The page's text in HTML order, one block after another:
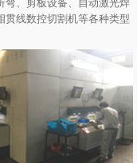
弯、剪板设备、自动激光焊
贯线数控切割机等各种类型